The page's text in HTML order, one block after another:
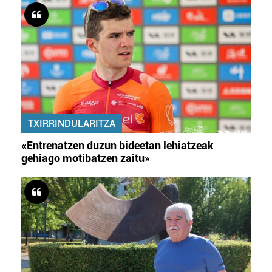
TXIRRINDULARITZA
«Entrenatzen duzun bideetan lehiatzeak
gehiago motibatzen zaitu»